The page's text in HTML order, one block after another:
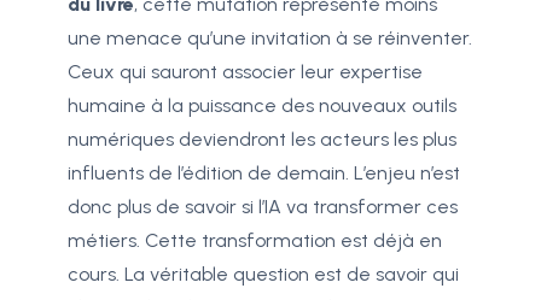
du livre, cette mutation représente moins
une menace qu’une invitation à se réinventer.
Ceux qui sauront associer leur expertise
humaine à la puissance des nouveaux outils
numériques deviendront les acteurs les plus
influents de l’édition de demain. L’enjeu n’est
donc plus de savoir si l’IA va transformer ces
métiers. Cette transformation est déjà en
cours. La véritable question est de savoir qui